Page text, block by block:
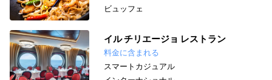
ビュッフェ
イル チリエージョ レストラン
料金に含まれる
スマートカジュアル